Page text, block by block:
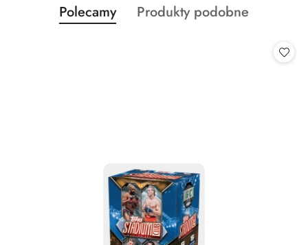
Pomiń karuzelę produktów
Produkty
o
Polecamy
Produkty
Produkty podobne